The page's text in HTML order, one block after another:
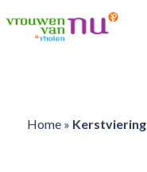
Home» Kerstviering